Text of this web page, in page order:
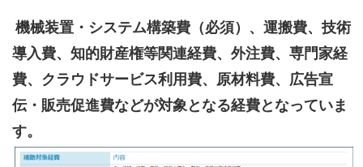
機械装置・システム構築費（必須）、運搬費、技術
導入費、知的財産権等関連経費、外注費、専門家経
費、クラウドサービス利用費、原材料費、広告宣
伝・販売促進費などが対象となる経費となっていま
す。